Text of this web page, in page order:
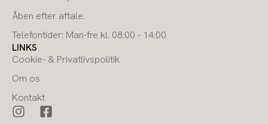
Åben efter aftale.
Telefontider: Man-fre kl. 08:00 - 14:00
LINKS
Cookie- & Privatlivspolitik
Om os
Kontakt